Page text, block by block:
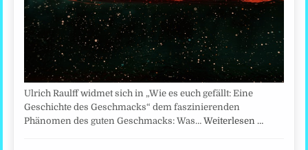
Ulrich Raulff widmet sich in „Wie es euch gefällt: Eine
Geschichte des Geschmacks“ dem faszinierenden
Phänomen des guten Geschmacks: Was…Weiterlesen …